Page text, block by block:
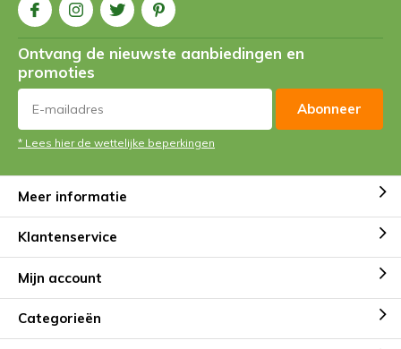
Ontvang de nieuwste aanbiedingen en
promoties
Abonneer
* Lees hier de wettelijke beperkingen
Meer informatie
Klantenservice
Mijn account
Categorieën